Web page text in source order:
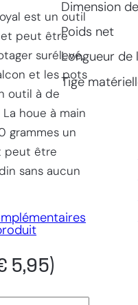
est un outil
peut être
surélevé,
et les pots
outil à de
houe à main
grammes un
peut être
sans aucun
5,95)
Dimension
Poids net
Longueur de
Tige